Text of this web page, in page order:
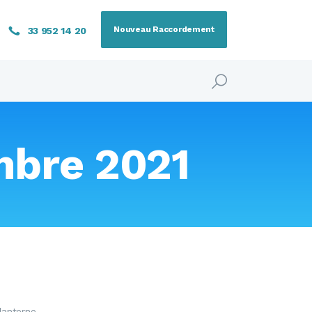
33 952 14 20 Nouveau Raccordement
2021